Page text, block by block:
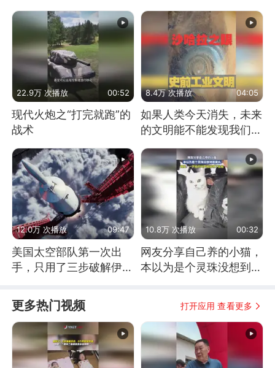
的
22.9万 次播放 00:52
现代火炮之“打完就跑”的
战术
8.4万 次播放 04:05
如果人类今天消失，未来
的文明能不能发现我们存
12.0万 次播放 09:47
美国太空部队第一次出
手，只用了三步破解伊朗
10.8万 次播放 00:32
网友分享自己养的小猫，
本以为是个灵珠没想到是
更多热门视频 打开应用 查看更多